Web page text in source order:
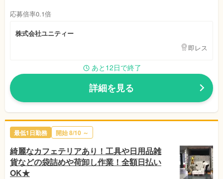
応募倍率0.1倍
株式会社ユニティー
即レス
あと12日で終了
詳細を見る
最低1日勤務 開始 8/10 ～
綺麗なカフェテリアあり！工具や日用品雑
貨などの袋詰めや荷卸し作業！全額日払い
OK★